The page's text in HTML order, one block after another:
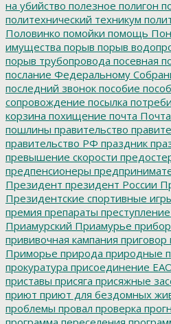
на убийство полезное полигон
политехнический техникум
Половинко помойки помощь
имущества порыв порыв
порыв трубопровода посевная
послание Федеральному
последний звонок пособие
сопровождение посылка
корзина похищение почта
пошлины правительство
правительство РФ праздник
превышение скорости
предпенсионеры
Президент президент России
Президентские спортивные
премия препараты преступление
Приамурский Приамурье
прививочная кампания приговор
Приморье природа природные
прокуратура присоединение
приставы присяга присяжные
приют приют для бездомных
проблемы провал проверка